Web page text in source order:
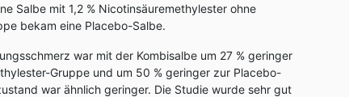
Salbe mit 1,2 % Nicotinsäuremethylester ohne
bekam eine Placebo-Salbe.
war mit der Kombisalbe um 27 % geringer
Gruppe und um 50 % geringer zur Placebo-
war ähnlich geringer. Die Studie wurde sehr gut